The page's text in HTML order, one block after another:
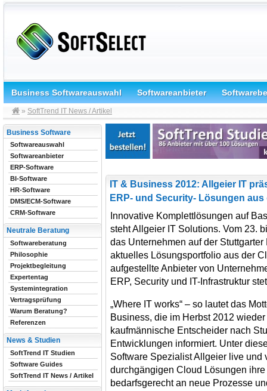
Business Softwareauswahl Softwareanbieter
» SoftTrend IT News / Artikel
IT & Business 2012: Allgeier IT
ERP- und Security- Lösungen
Innovative Komplettlösungen auf
steht Allgeier IT Solutions. Vom 23.
das Unternehmen auf der
aktuelles Lösungsportfolio aus der
aufgestellte Anbieter von
ERP, Security und IT-Infrastruktur
„Where IT works“ – so lautet das
Business, die im Herbst 2012
kaufmännische Entscheider nach
Entwicklungen informiert. Unter
Software Spezialist Allgeier live und
durchgängigen Cloud Lösungen
bedarfsgerecht an neue Prozesse
Business Software
Softwareauswahl
Softwareanbieter
ERP-Software
BI-Software
HR-Software
DMS/ECM-Software
CRM-Software
Neutrale Beratung
Softwareberatung
Philosophie
Projektbegleitung
Expertentag
Systemintegration
Vertragsprüfung
Warum Beratung?
Referenzen
News & Studien
SoftTrend IT Studien
Software Guides
SoftTrend IT News / Artikel